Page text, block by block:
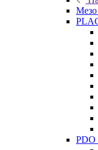
PDO